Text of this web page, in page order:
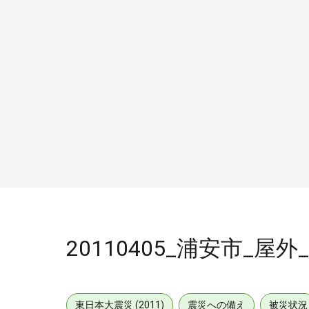
20110405_浦安市_屋外
東日本大震災 (2011) 震災への備え 被災状況